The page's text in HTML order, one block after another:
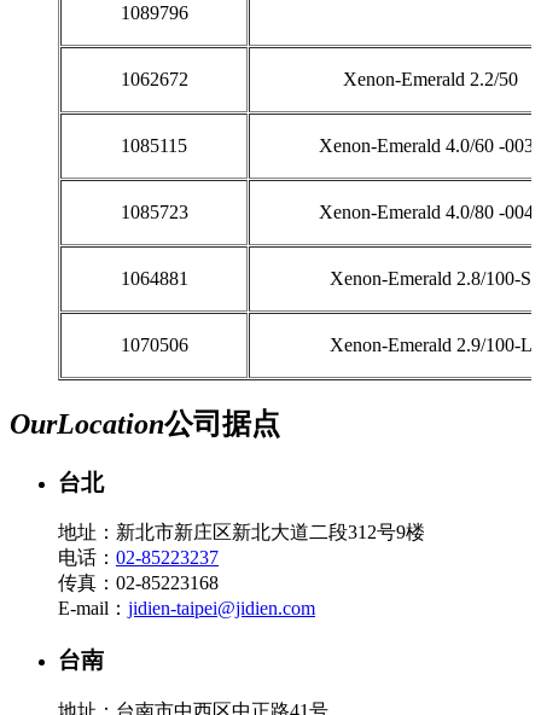
1089796
1062672 Xenon-Emerald 2.2/50
1085115 Xenon-Emerald 4.0/60 -
1085723 Xenon-Emerald 4.0/80 -
1064881 Xenon-Emerald 2.8/100-S
1070506 Xenon-Emerald 2.9/100-L
OurLocation公司据点
台北
地址：新北市新庄区新北大道二段312号9楼
电话： 02-85223237
传真：02-85223168
E-mail： jidien-taipei@jidien.com
台南
地址：台南市中西区中正路41号